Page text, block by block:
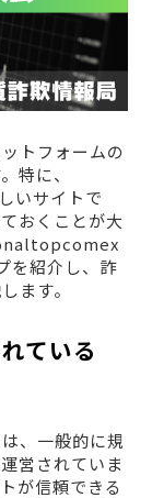
トフォームの
特に、
いサイトで
おくことが大
を紹介し、詐
ます。
ている
、一般的に規
営されていま
が信頼できる